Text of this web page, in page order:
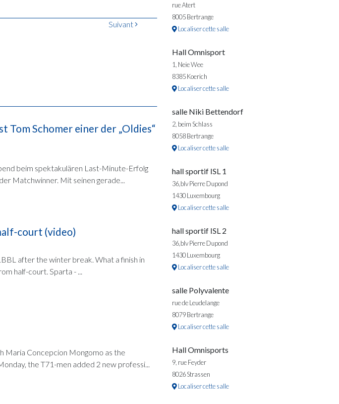
Suivant
Tom Schomer einer der „Oldies“
beim spektakulären Last-Minute-Erfolg
Matchwinner. Mit seinen gerade...
court (video)
after the winter break. What a finish in
half-court. Sparta - ...
Maria Concepcion Mongomo as the
the T71-men added 2 new professi...
rue Atert
8005 Bertrange
Localiser cette salle
Hall Omnisport
1, Neie Wee
8385 Koerich
Localiser cette salle
salle Niki Bettendorf
2, beim Schlass
8058 Bertrange
Localiser cette salle
hall sportif ISL 1
36,blv Pierre Dupond
1430 Luxembourg
Localiser cette salle
hall sportif ISL 2
36,blv Pierre Dupond
1430 Luxembourg
Localiser cette salle
salle Polyvalente
rue de Leudelange
8079 Bertrange
Localiser cette salle
Hall Omnisports
9, rue Feyder
8026 Strassen
Localiser cette salle